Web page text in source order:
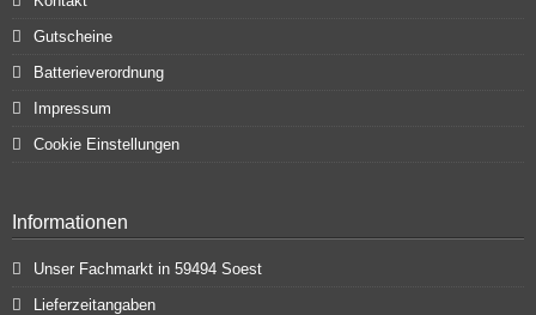
Gutscheine
Batterieverordnung
Impressum
Cookie Einstellungen
Informationen
Unser Fachmarkt in 59494 Soest
Lieferzeitangaben